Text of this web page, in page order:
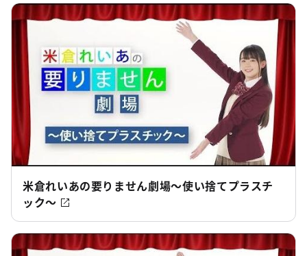
米倉れいあの要りません劇場～使い捨てプラスチ
ック～